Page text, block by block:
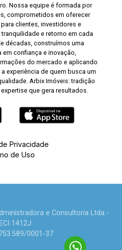
Nossa equipe é formada por
comprometidos em oferecer
clientes, investidores e
e retorno em cada
décadas, construímos uma
confiança e inovação,
do mercado e aplicando
experiência de quem busca um
Arbix Imóveis: tradição
que gera resultados.
Privacidade
de Uso
e Consultoria Ltda -
1412J
0001-37